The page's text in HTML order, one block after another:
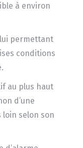
à environ
permettant
conditions
au plus haut
d’une
loin selon son